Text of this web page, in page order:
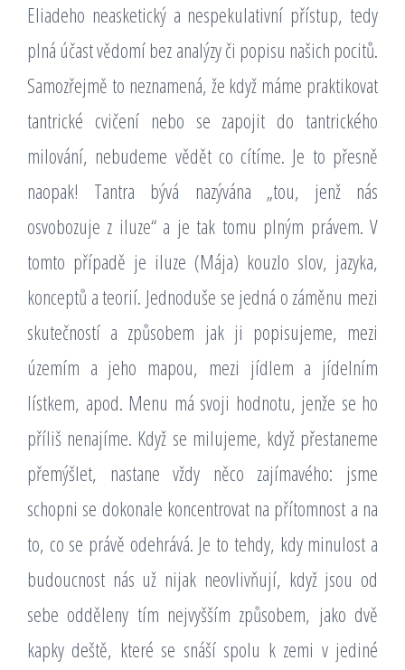
Eliadeho neasketický a nespekulativní přístup, tedy
plná účast vědomí bez analýzy či popisu našich pocitů.
Samozřejmě to neznamená, že když máme praktikovat
tantrické cvičení nebo se zapojit do tantrického
milování, nebudeme vědět co cítíme. Je to přesně
naopak! Tantra bývá nazývána „tou, jenž nás
osvobozuje z iluze“ a je tak tomu plným právem. V
tomto případě je iluze (Mája) kouzlo slov, jazyka,
konceptů a teorií. Jednoduše se jedná o záměnu mezi
skutečností a způsobem jak ji popisujeme, mezi
územím a jeho mapou, mezi jídlem a jídelním
lístkem, apod. Menu má svoji hodnotu, jenže se ho
příliš nenajíme. Když se milujeme, když přestaneme
přemýšlet, nastane vždy něco zajímavého: jsme
schopni se dokonale koncentrovat na přítomnost a na
to, co se právě odehrává. Je to tehdy, kdy minulost a
budoucnost nás už nijak neovlivňují, když jsou od
sebe odděleny tím nejvyšším způsobem, jako dvě
kapky deště, které se snáší spolu k zemi v jediné